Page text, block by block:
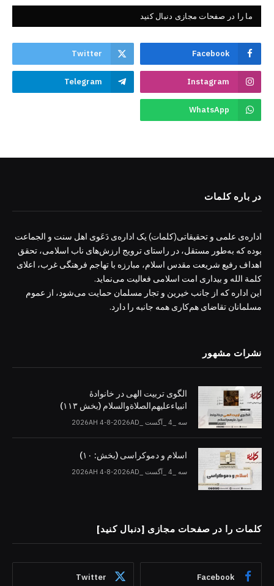
ما را در صفحات مجازی دنبال کنید
Facebook
Twitter
Instagram
Telegram
WhatsApp
در باره کلمات
اداره‌ی علمی و تحقیقاتی(کلمات) یک اداره‌ی دَعَوی اهل سنت و الجماعت
بوده که به‌طور مستقل، در راستای ترویج ارزش‌های ناب اسلامی، تحقق
اهداف رفیع شریعت مقدس اسلام، مبارزه با تهاجم فرهنگی غرب، اعلای
کلمة الله و بیداری امت اسلامی فعالیت می‌نماید.
این اداره که از جانب خیرین و تجار مسلمان حمایت می‌شود، از عموم
مسلمانان تقاضای هم‌کاری همه جانبه را دارد.
نشرات مشهور
الگوی تربیت الهی در خانوادۀ
انبیاءعلیهم‌الصلاةو‌السلام (بخش ۱۱۳)
سه _4 _آگست _2026AH 4-8-2026AD
اسلام و دموکراسی (بخش: ۱۰)
سه _4 _آگست _2026AH 4-8-2026AD
کلمات را در صفحات مجازی [دنبال کنید]
Facebook
Twitter